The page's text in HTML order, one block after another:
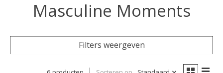
Masculine Moments
Filters weergeven